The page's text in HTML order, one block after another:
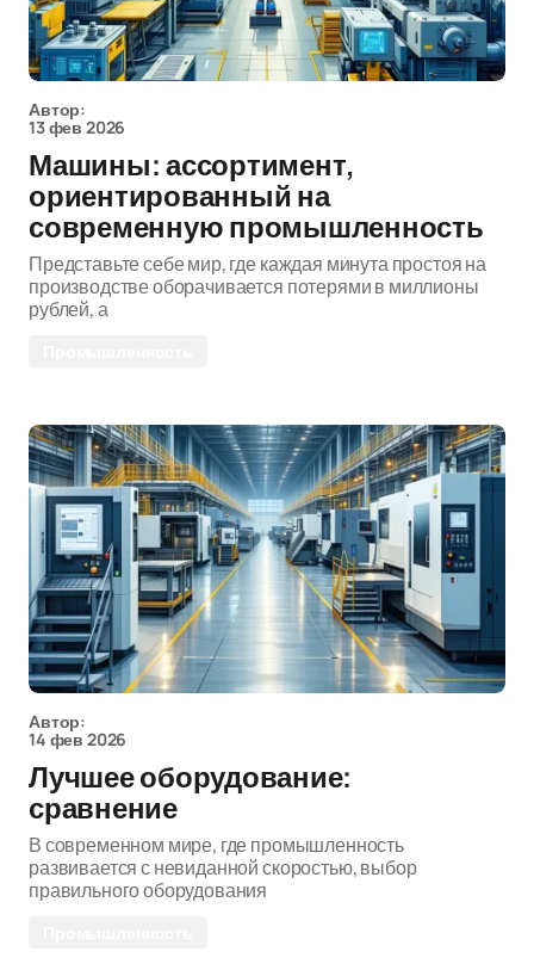
Автор:
13 фев 2026
Машины: ассортимент,
ориентированный на
современную промышленность
Представьте себе мир, где каждая минута простоя на
производстве оборачивается потерями в миллионы
рублей, а
Автор:
14 фев 2026
Лучшее оборудование:
сравнение
В современном мире, где промышленность
развивается с невиданной скоростью, выбор
правильного оборудования